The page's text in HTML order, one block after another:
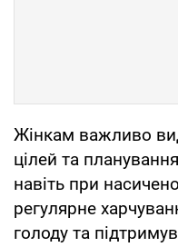
Жінкам важливо
цілей та
навіть при
регулярне
голоду та